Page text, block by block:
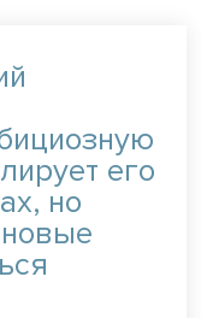
его
но